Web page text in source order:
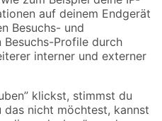
Versandarten